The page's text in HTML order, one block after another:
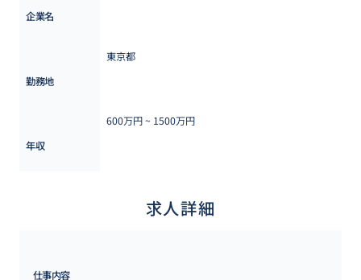
企業名
勤務地
東京都
年収
600万円 ~ 1500万円
求人詳細
仕事内容